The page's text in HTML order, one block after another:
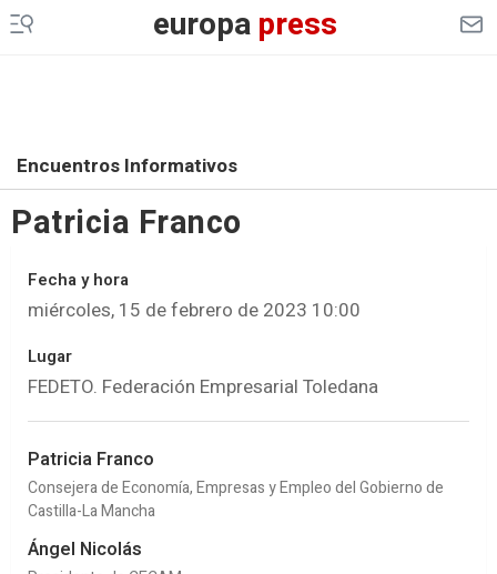
europapress
Encuentros Informativos
Patricia Franco
Fecha y hora
miércoles, 15 de febrero de 2023 10:00
Lugar
FEDETO. Federación Empresarial Toledana
Patricia Franco
Consejera de Economía, Empresas y Empleo del Gobierno de
Castilla-La Mancha
Ángel Nicolás